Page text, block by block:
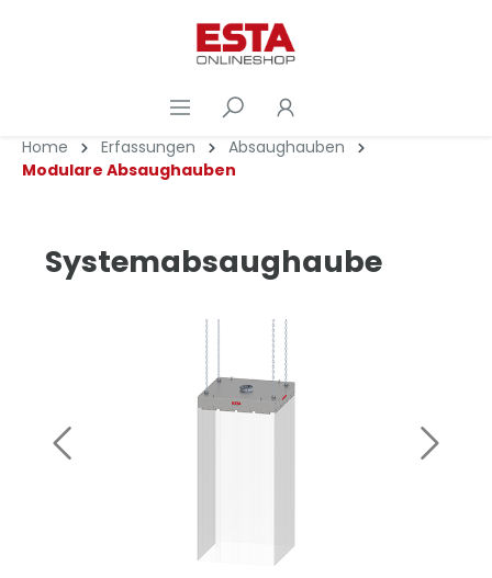
Home Erfassungen
Absaughauben
Modulare Absaughauben
Systemabsaughaube